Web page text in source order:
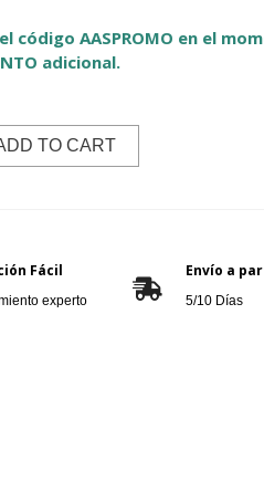
código AASPROMO en el
adicional.
TO CART
Fácil
experto
Envío a
5/10 Días